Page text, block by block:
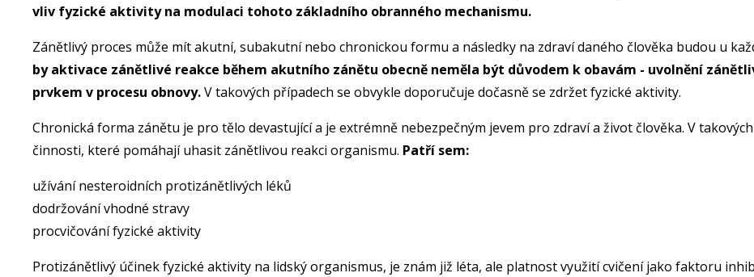
vliv fyzické aktivity na modulaci tohoto základního obranného mechanismu.
Zánětlivý proces může mít akutní, subakutní nebo chronickou formu a následky na zdraví daného člověka budou u
by aktivace zánětlivé reakce během akutního zánětu obecně neměla být důvodem k obavám - uvolnění
prvkem v procesu obnovy.V takových případech se obvykle doporučuje dočasně se zdržet fyzické aktivity.
Chronická forma zánětu je pro tělo devastující a je extrémně nebezpečným jevem pro zdraví a život člověka. V
činnosti, které pomáhají uhasit zánětlivou reakci organismu. Patří sem:
užívání nesteroidních protizánětlivých léků
dodržování vhodné stravy
procvičování fyzické aktivity
Protizánětlivý účinek fyzické aktivity na lidský organismus, je znám již léta, ale platnost využití cvičení jako faktoru